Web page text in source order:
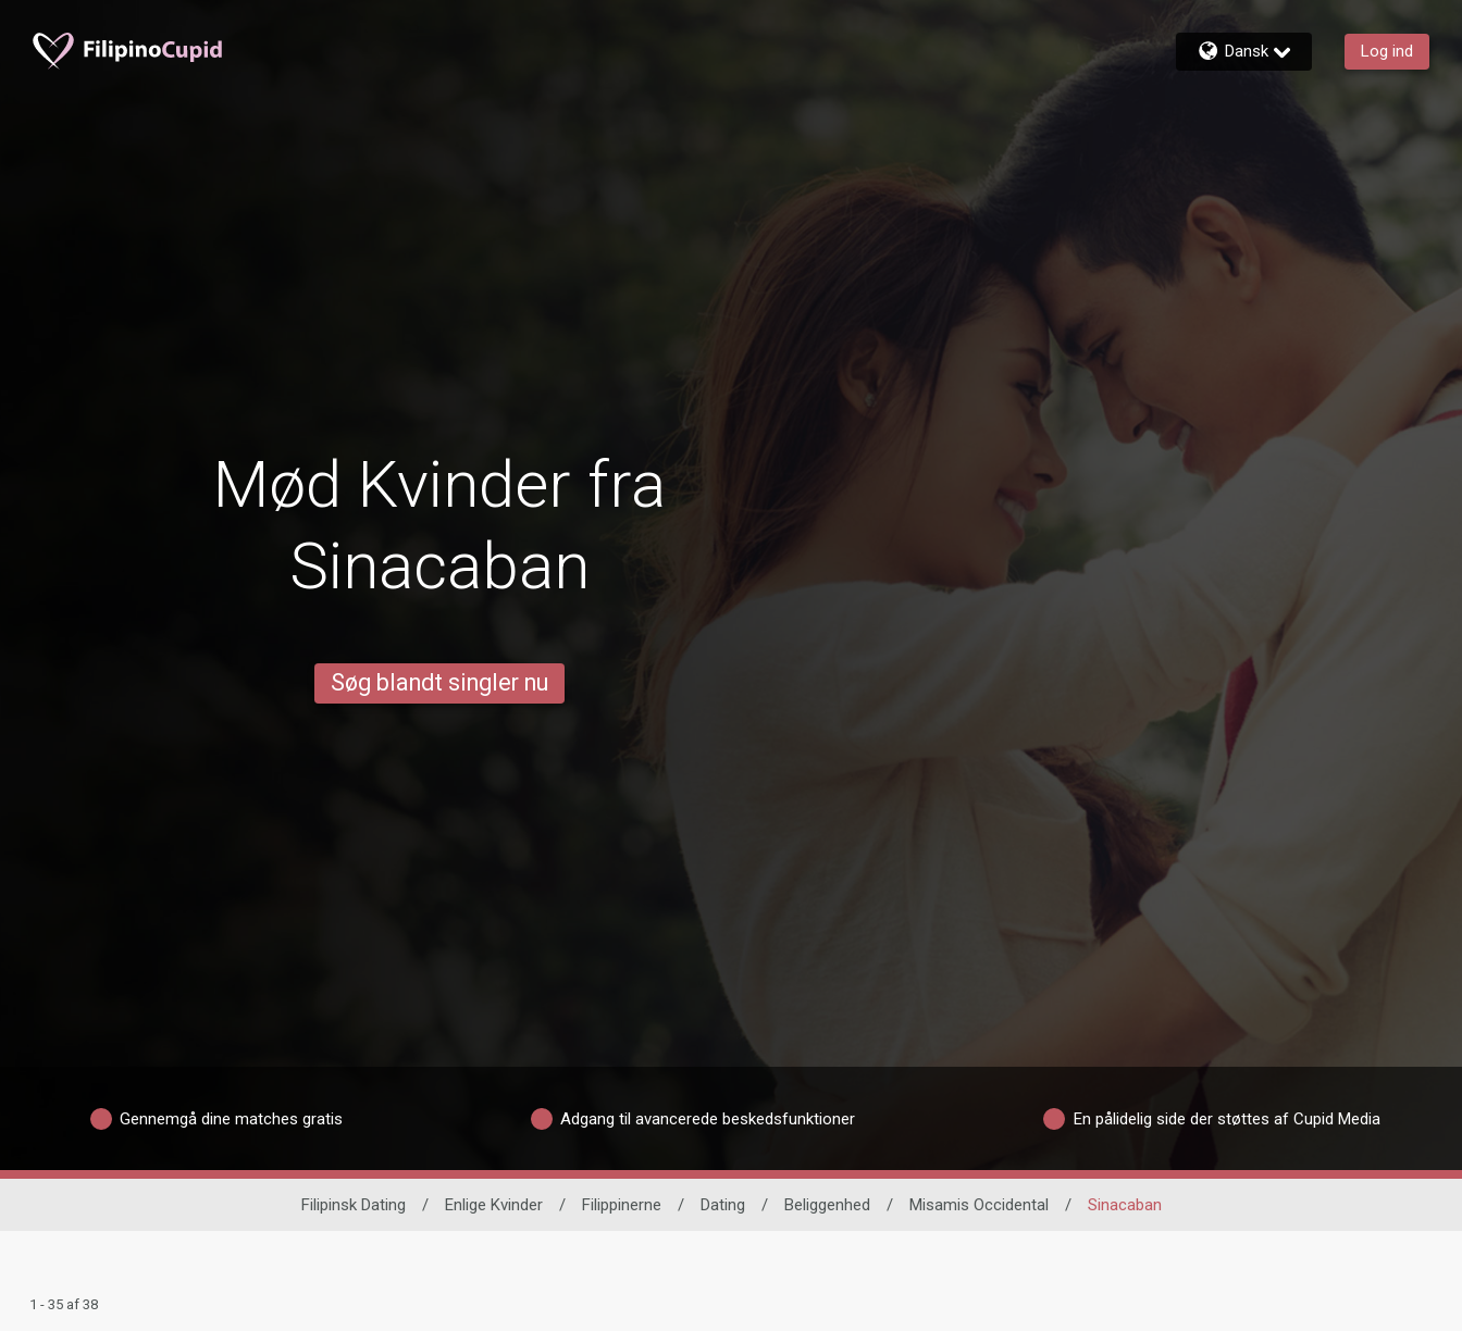
Dansk Log ind
Mød Kvinder fra
Sinacaban
Søg blandt singler nu
Gennemgå dine matches gratis Adgang til avancerede beskedsfunktioner En pålidelig side der støttes af Cupid Media
Filipinsk Dating / Enlige Kvinder / Filippinerne / Dating / Beliggenhed / Misamis Occidental / Sinacaban
1 - 35 af 38